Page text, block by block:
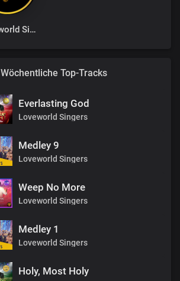
Loveworld Singers
Wöchentliche Top-Tracks
Everlasting God
Loveworld Singers
Medley 9
Loveworld Singers
Weep No More
Loveworld Singers
Medley 1
Loveworld Singers
Holy, Most Holy